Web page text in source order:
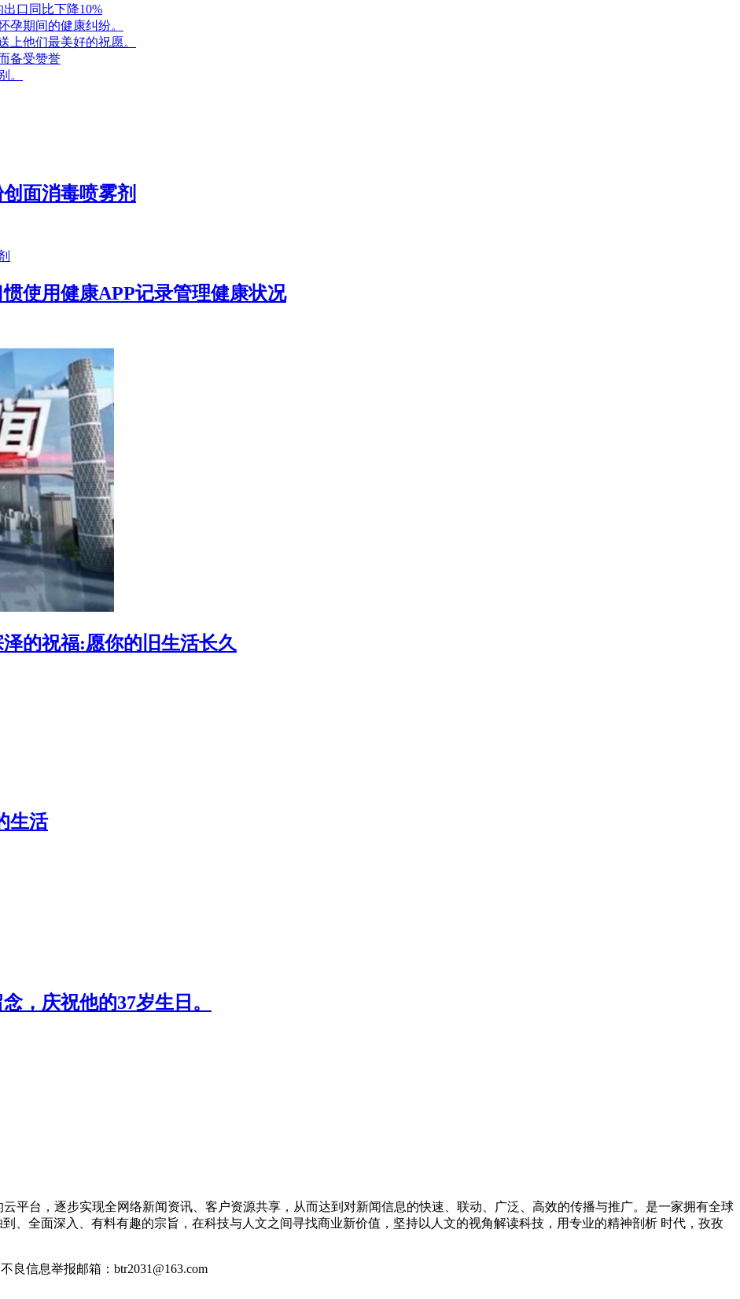
口同比下降10%
孕期间的健康纠纷。
上他们最美好的祝愿。
备受赞誉
。
面消毒喷雾剂
使用健康APP记录管理健康状况
的祝福:愿你的旧生活长久
生活
，庆祝他的37岁生日。
平台，逐步实现全网络新闻资讯、客户资源共享，从而达到对新闻信息的快速、联动、广泛、高效的传播与推广。是一家拥有全球
、全面深入、有料有趣的宗旨，在科技与人文之间寻找商业新价值，坚持以人文的视角解读科技，用专业的精神剖析 时代，孜孜
良信息举报邮箱：btr2031@163.com